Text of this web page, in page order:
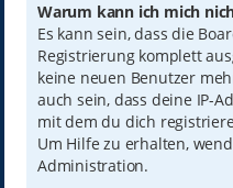
Warum kann ich mich
Es kann sein, dass die
Registrierung komplett
keine neuen Benutzer
auch sein, dass deine IP-
mit dem du dich
Um Hilfe zu erhalten,
Administration.